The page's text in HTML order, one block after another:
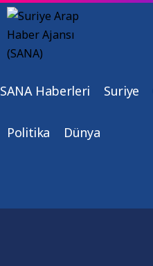
SANA Haberleri Suriye
Politika Dünya